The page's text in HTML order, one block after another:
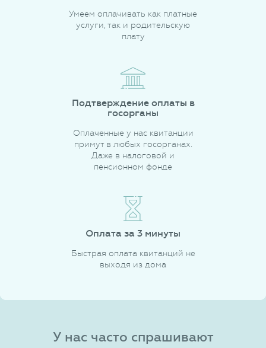
Умеем оплачивать как платные
услуги, так и родительскую
плату
Подтверждение оплаты в
госорганы
Оплаченные у нас квитанции
примут в любых госорганах.
Даже в налоговой и
пенсионном фонде
Оплата за 3 минуты
Быстрая оплата квитанций не
выходя из дома
У нас часто спрашивают